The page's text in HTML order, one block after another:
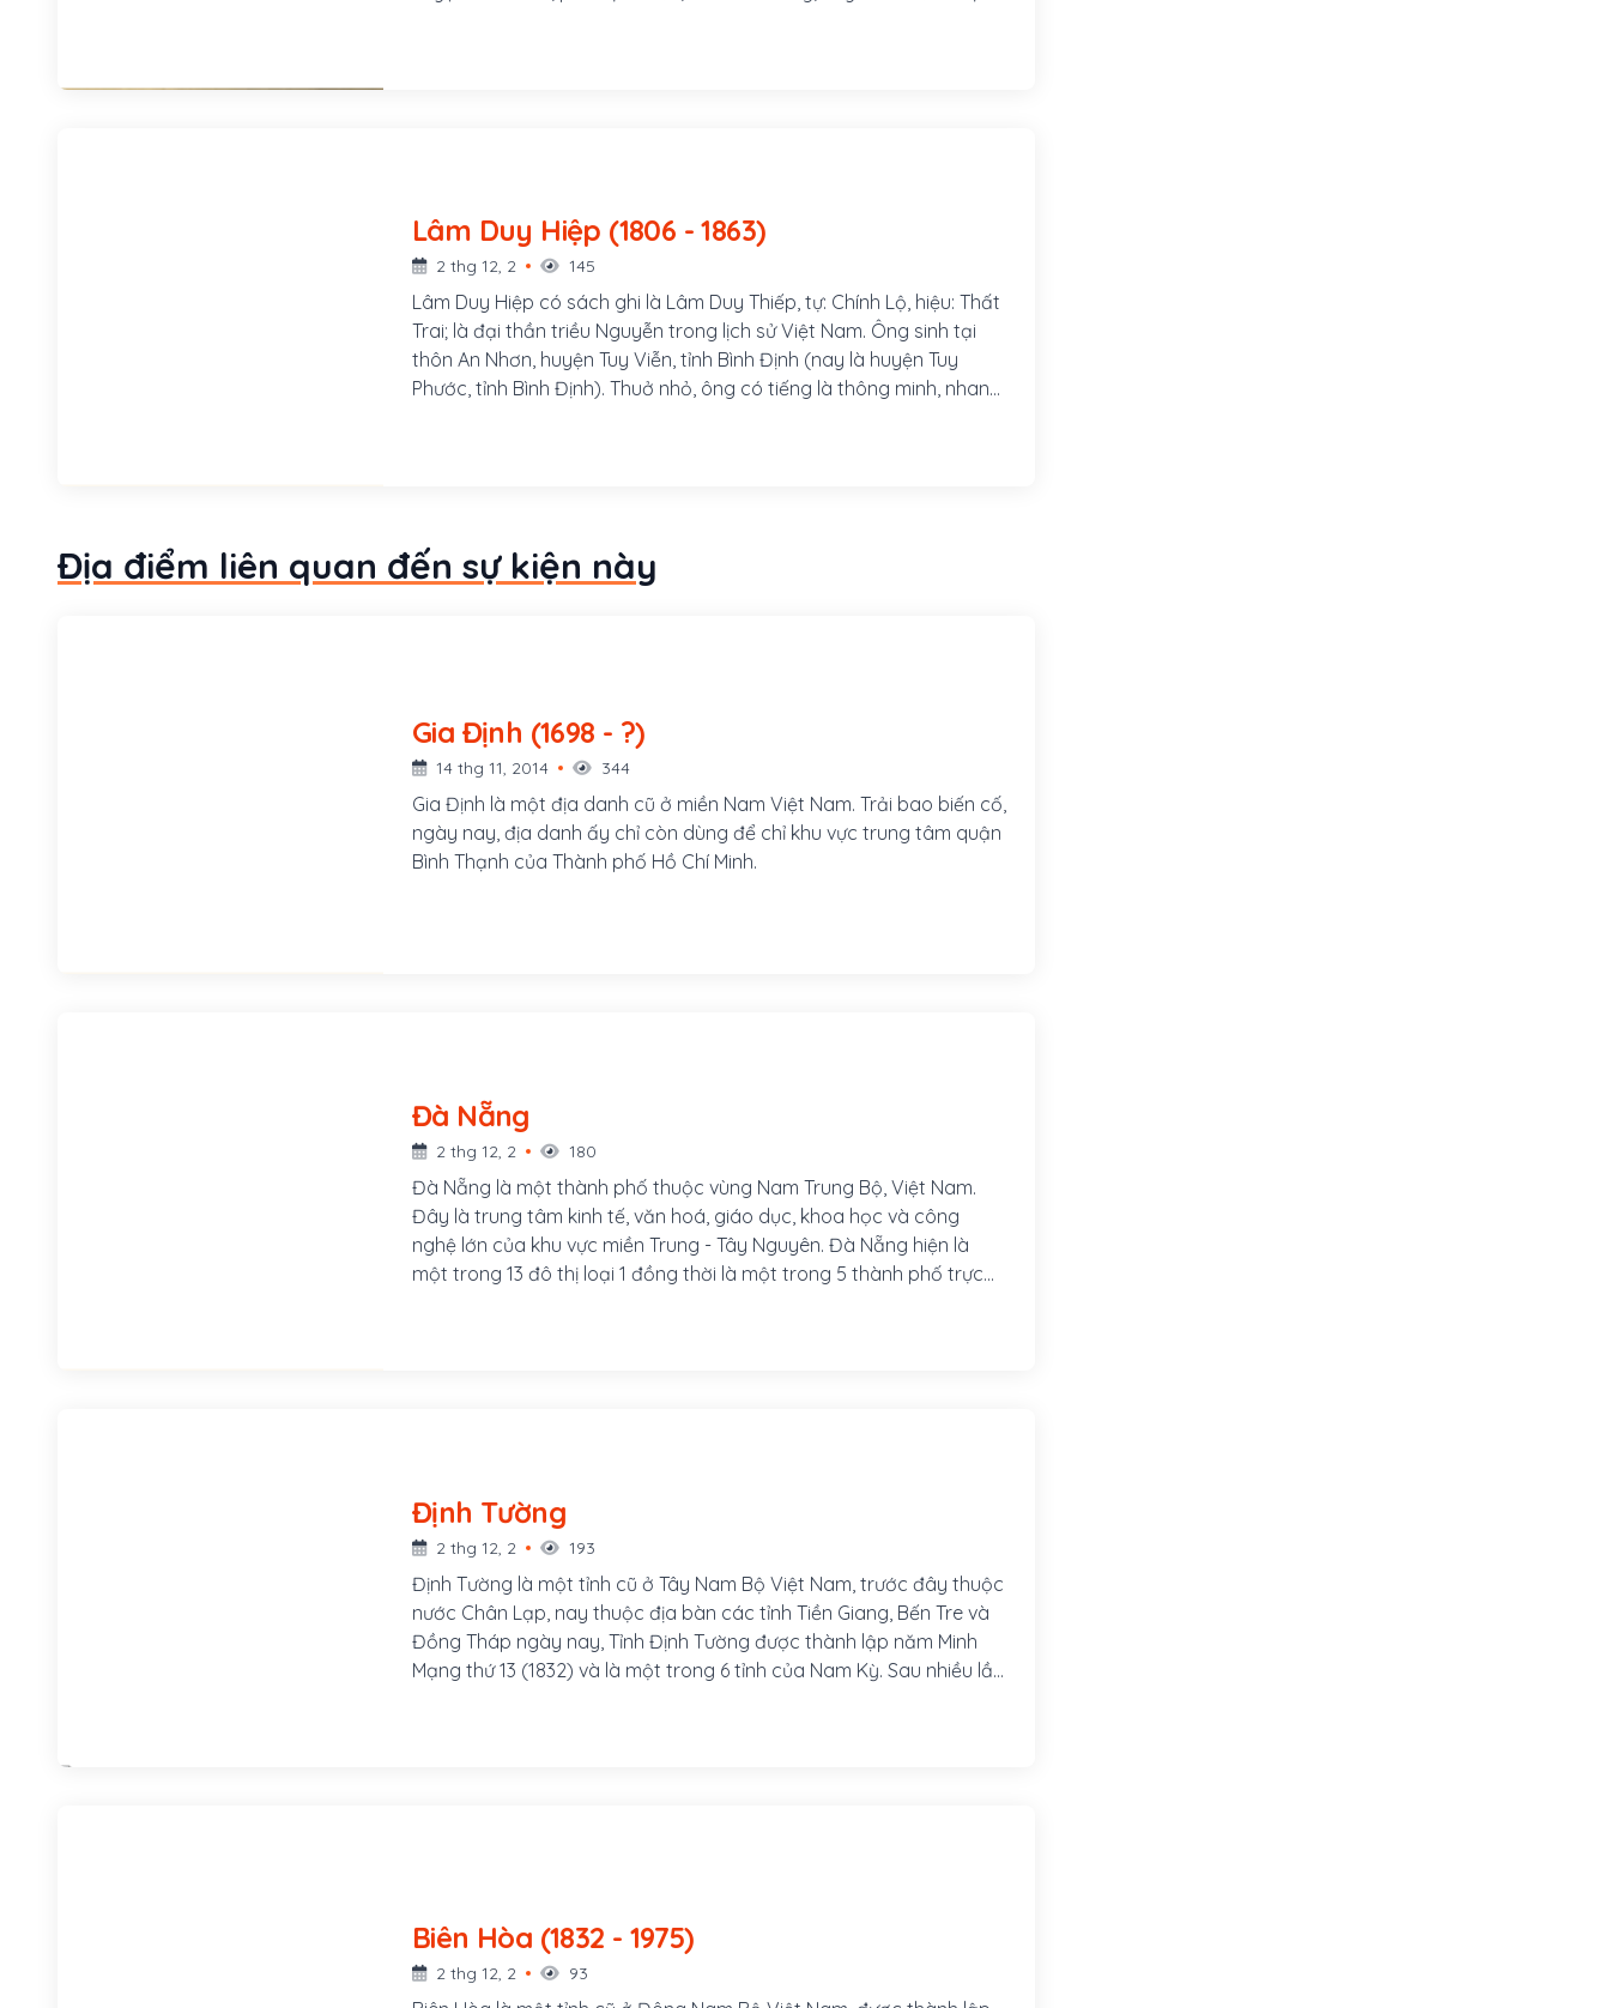
Lâm Duy Hiệp (1806 - 1863)
2 thg 12, 2 145
Lâm Duy Hiệp có sách ghi là Lâm Duy Thiếp, tự: Chính Lộ, hiệu: Thất
Trai; là đại thần triều Nguyễn trong lịch sử Việt Nam. Ông sinh tại
thôn An Nhơn, huyện Tuy Viễn, tỉnh Bình Định (nay là huyện Tuy
Phước, tỉnh Bình Định). Thuở nhỏ, ông có tiếng là thông minh, nhanh
Địa điểm liên quan đến sự kiện này
Gia Định (1698 - ?)
14 thg 11, 2014 344
Gia Định là một địa danh cũ ở miền Nam Việt Nam. Trải bao biến cố,
ngày nay, địa danh ấy chỉ còn dùng để chỉ khu vực trung tâm quận
Bình Thạnh của Thành phố Hồ Chí Minh.
Đà Nẵng
2 thg 12, 2 180
Đà Nẵng là một thành phố thuộc vùng Nam Trung Bộ, Việt Nam.
Đây là trung tâm kinh tế, văn hoá, giáo dục, khoa học và công
nghệ lớn của khu vực miền Trung - Tây Nguyên. Đà Nẵng hiện là
một trong 13 đô thị loại 1 đồng thời là một trong 5 thành phố trực
Định Tường
2 thg 12, 2 193
Định Tường là một tỉnh cũ ở Tây Nam Bộ Việt Nam, trước đây thuộc
nước Chân Lạp, nay thuộc địa bàn các tỉnh Tiền Giang, Bến Tre và
Đồng Tháp ngày nay, Tỉnh Định Tường được thành lập năm Minh
Mạng thứ 13 (1832) và là một trong 6 tỉnh của Nam Kỳ. Sau nhiều lần
Biên Hòa (1832 - 1975)
2 thg 12, 2 93